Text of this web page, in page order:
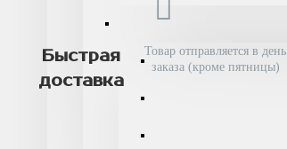
Быстрая
доставка
Товар отправляется в день
заказа (кроме пятницы)